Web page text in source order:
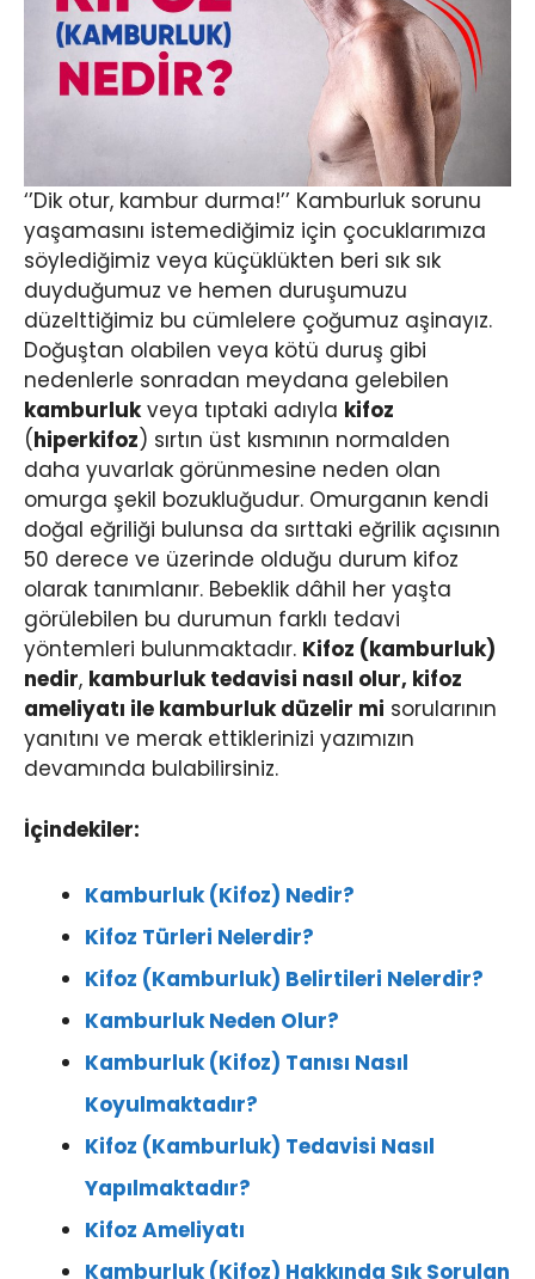
‘’Dik otur, kambur durma!’’ Kamburluk sorunu
yaşamasını istemediğimiz için çocuklarımıza
söylediğimiz veya küçüklükten beri sık sık
duyduğumuz ve hemen duruşumuzu
düzelttiğimiz bu cümlelere çoğumuz aşinayız.
Doğuştan olabilen veya kötü duruş gibi
nedenlerle sonradan meydana gelebilen
kamburlukveya tıptaki adıyla kifoz
(hiperkifoz) sırtın üst kısmının normalden
daha yuvarlak görünmesine neden olan
omurga şekil bozukluğudur. Omurganın kendi
doğal eğriliği bulunsa da sırttaki eğrilik açısının
50 derece ve üzerinde olduğu durum kifoz
olarak tanımlanır. Bebeklik dâhil her yaşta
görülebilen bu durumun farklı tedavi
yöntemleri bulunmaktadır. Kifoz (kamburluk)
nedir, kamburluk tedavisi nasıl olur, kifoz
ameliyatı ile kamburluk düzelir mi sorularının
yanıtını ve merak ettiklerinizi yazımızın
devamında bulabilirsiniz.
İçindekiler:
Kamburluk (Kifoz) Nedir?
Kifoz Türleri Nelerdir?
Kifoz (Kamburluk) Belirtileri Nelerdir?
Kamburluk Neden Olur?
Kamburluk (Kifoz) Tanısı Nasıl
Koyulmaktadır?
Kifoz (Kamburluk) Tedavisi Nasıl
Yapılmaktadır?
Kifoz Ameliyatı
Kamburluk (Kifoz) Hakkında Sık Sorulan